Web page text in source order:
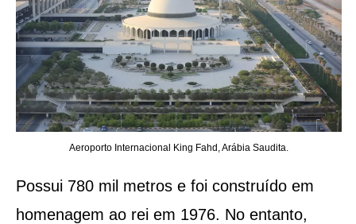
Aeroporto Internacional King Fahd, Arábia Saudita.
Possui 780 mil metros e foi construído em
homenagem ao rei em 1976. No entanto,